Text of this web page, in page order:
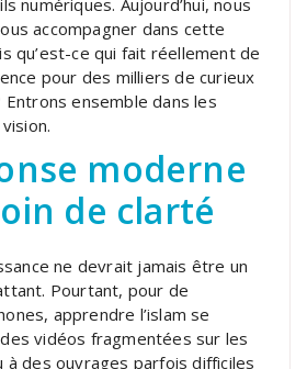
accompagner dans cette
qu’est-ce qui fait réellement de
pour des milliers de curieux
ensemble dans les
moderne
de clarté
ne devrait jamais être un
Pourtant, pour de
apprendre l’islam se
vidéos fragmentées sur les
à des ouvrages parfois difficiles